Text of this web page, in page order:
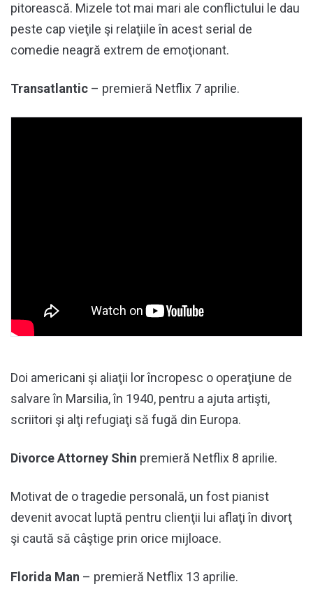
pitorească. Mizele tot mai mari ale conflictului le dau
peste cap vieţile şi relaţiile în acest serial de
comedie neagră extrem de emoţionant.
Transatlantic – premieră Netflix 7 aprilie.
Doi americani şi aliaţii lor încropesc o operaţiune de
salvare în Marsilia, în 1940, pentru a ajuta artişti,
scriitori şi alţi refugiaţi să fugă din Europa.
Divorce Attorney Shin premieră Netflix 8 aprilie.
Motivat de o tragedie personală, un fost pianist
devenit avocat luptă pentru clienţii lui aflaţi în divorţ
şi caută să câştige prin orice mijloace.
Florida Man – premieră Netflix 13 aprilie.